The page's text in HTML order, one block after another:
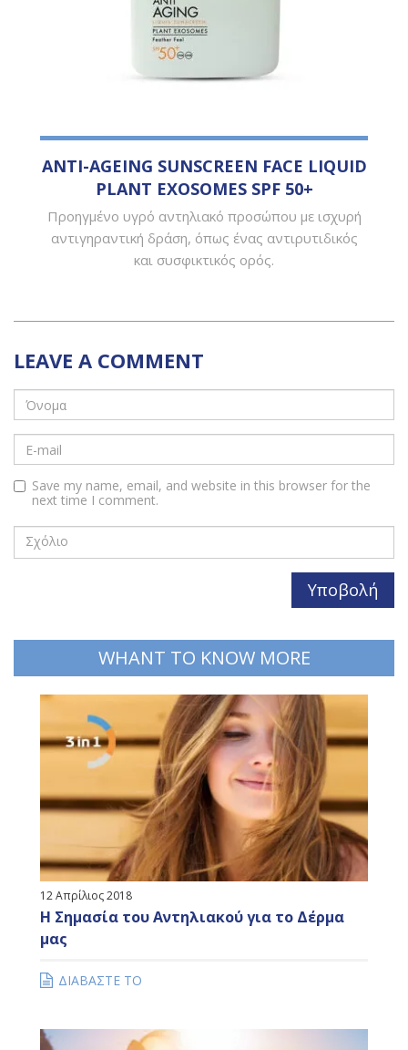
ANTI-AGEING SUNSCREEN FACE LIQUID
PLANT EXOSOMES SPF 50+
Προηγμένο υγρό αντηλιακό προσώπου με ισχυρή
αντιγηραντική δράση, όπως ένας αντιρυτιδικός
και συσφικτικός ορός.
LEAVE A COMMENT
Save my name, email, and website in this browser for the
next time I comment.
WHANT TO KNOW MORE
12 Απρίλιος 2018
Η Σημασία του Αντηλιακού για το Δέρμα
μας
ΔΙΑΒΑΣΤΕ ΤΟ